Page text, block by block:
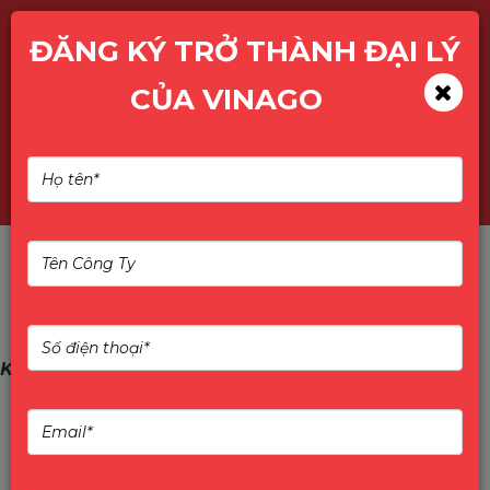
KODA - Nature Harmony
ĐĂNG KÝ TRỞ THÀNH ĐẠI LÝ
CỦA VINAGO